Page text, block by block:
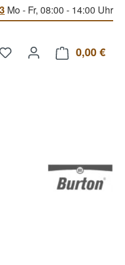
Mo - Fr, 08:00 - 14:00 Uhr
Du hast 0 Produkte auf
0,00 €